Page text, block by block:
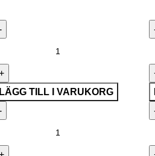
LÄGG TILL I VARUKORG